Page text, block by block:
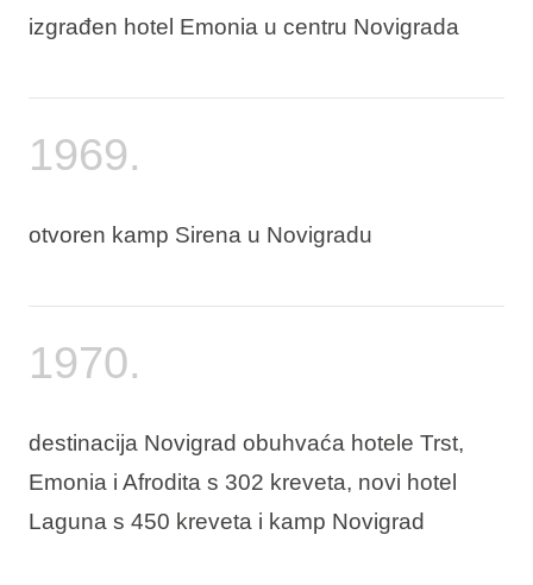
izgrađen hotel Emonia u centru Novigrada
1969.
otvoren kamp Sirena u Novigradu
1970.
destinacija Novigrad obuhvaća hotele Trst,
Emonia i Afrodita s 302 kreveta, novi hotel
Laguna s 450 kreveta i kamp Novigrad